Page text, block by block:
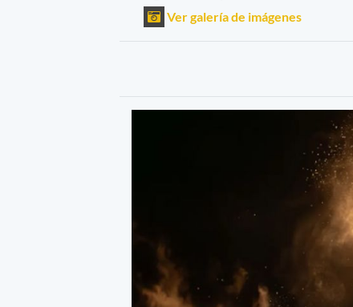
Ver galería de imágenes